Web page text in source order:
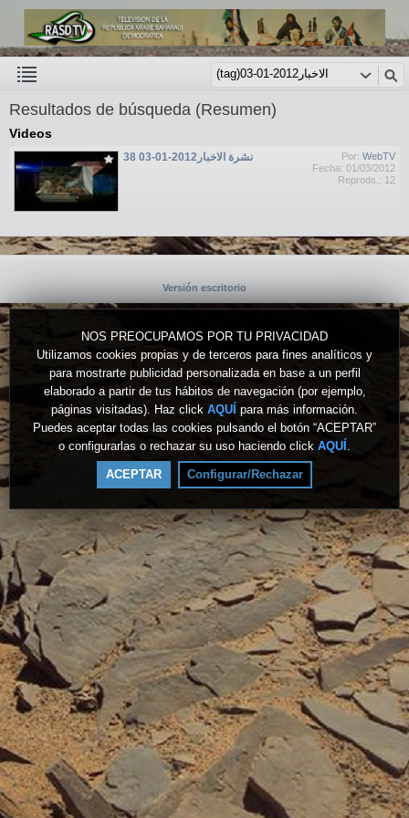
NOS PREOCUPAMOS POR TU PRIVACIDAD
Utilizamos cookies propias y de terceros para fines analíticos y
para mostrarte publicidad personalizada en base a un perfil
elaborado a partir de tus hábitos de navegación (por ejemplo,
páginas visitadas). Haz click AQUÍ para más información.
Puedes aceptar todas las cookies pulsando el botón “ACEPTAR”
o configurarlas o rechazar su uso haciendo click AQUÍ .
ACEPTAR Configurar/Rechazar
Resultados de búsqueda (Resumen)
Videos
Por: WebTV
Fecha: 01/03/2012
Reprods.: 12
نشرة الاخبار2012-01-03 38
Versión escritorio